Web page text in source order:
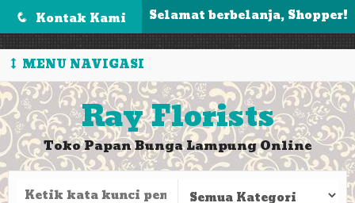
q Kontak Kami Selamat berbelanja, Shopper!
MENU NAVIGASI
Ray Florists
Toko Papan Bunga Lampung Online